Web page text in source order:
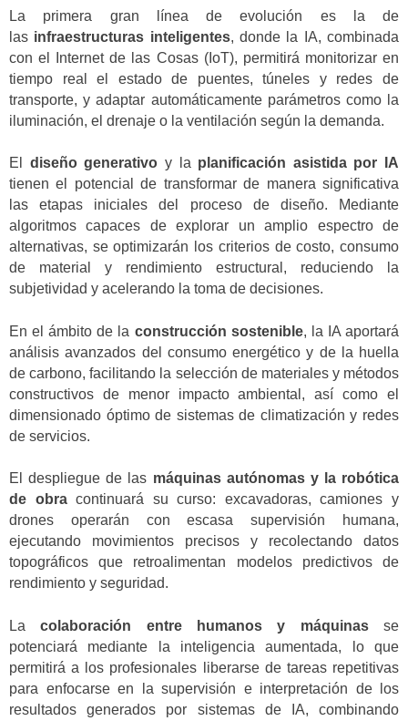
La primera gran línea de evolución es la de
las infraestructuras inteligentes, donde la IA, combinada
con el Internet de las Cosas (IoT), permitirá monitorizar en
tiempo real el estado de puentes, túneles y redes de
transporte, y adaptar automáticamente parámetros como la
iluminación, el drenaje o la ventilación según la demanda.
El diseño generativo y la planificación asistida por IA
tienen el potencial de transformar de manera significativa
las etapas iniciales del proceso de diseño. Mediante
algoritmos capaces de explorar un amplio espectro de
alternativas, se optimizarán los criterios de costo, consumo
de material y rendimiento estructural, reduciendo la
subjetividad y acelerando la toma de decisiones.
En el ámbito de la construcción sostenible, la IA aportará
análisis avanzados del consumo energético y de la huella
de carbono, facilitando la selección de materiales y métodos
constructivos de menor impacto ambiental, así como el
dimensionado óptimo de sistemas de climatización y redes
de servicios.
El despliegue de las máquinas autónomas y la robótica
de obracontinuará su curso: excavadoras, camiones y
drones operarán con escasa supervisión humana,
ejecutando movimientos precisos y recolectando datos
topográficos que retroalimentan modelos predictivos de
rendimiento y seguridad.
Lacolaboración entre humanos y máquinasse
potenciará mediante la inteligencia aumentada, lo que
permitirá a los profesionales liberarse de tareas repetitivas
para enfocarse en la supervisión e interpretación de los
resultados generados por sistemas de IA, combinando